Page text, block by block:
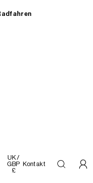
UK /
GBP
£
Kontakt